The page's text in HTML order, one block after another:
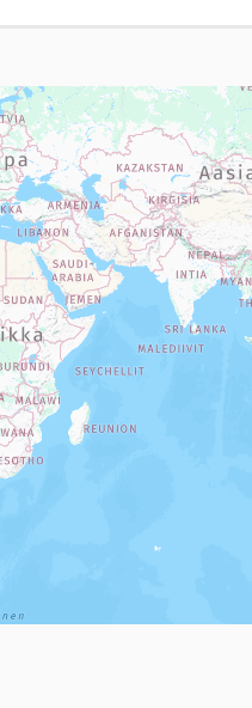
ruudunlukijalla,